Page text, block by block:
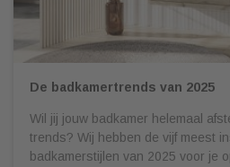
De badkamertrends van 2025
Wil jij jouw badkamer helemaal
trends? Wij hebben de vijf meest
badkamerstijlen van 2025 voor je